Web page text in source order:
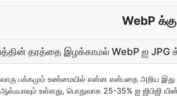
WebP
தரத்தை இழக்காமல் WebP ஐ JPG
பக்கமும் உண்மையில் என்ன என்பதை அறிய இது
ஆல்ஃபாவும் உள்ளது, பொதுவாக 25-35% ஐ ஜிபிஜி